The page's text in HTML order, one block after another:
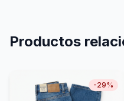
Productos
-29%